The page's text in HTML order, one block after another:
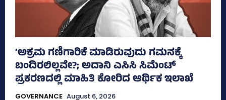
‘ಅಕ್ರಮ ಗಣಿಗಾರಿಕೆ ಮಾಡಿರುವುದು ಗಮನಕ್ಕೆ
ಬಂದಿರಲಿಲ್ಲವೇ?; ಅದಾನಿ ಎಸಿಸಿ ಸಿಮೆಂಟ್
ಪ್ರಕರಣದಲ್ಲಿ ಮಾಹಿತಿ ಕೋರಿದ ಆರ್ಥಿಕ ಇಲಾಖೆ
GOVERNANCE August 6, 2026